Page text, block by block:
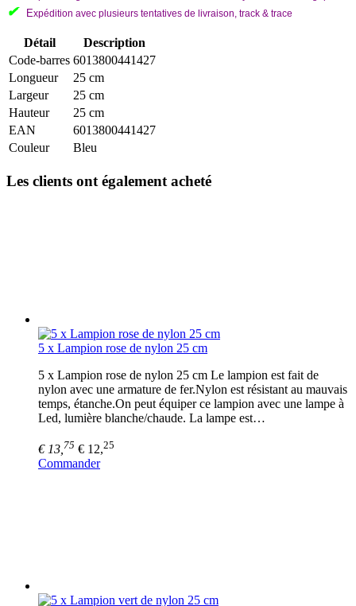
✔ Expédition avec plusieurs tentatives de livraison, track & trace
Détail
Description
Code-barres 6013800441427
Longueur
25 cm
Largeur
25 cm
Hauteur
25 cm
EAN
6013800441427
Couleur
Bleu
Les clients ont également acheté
5 x Lampion rose de nylon 25 cm
5 x Lampion rose de nylon 25 cm Le lampion est fait de
nylon avec une armature de fer.Nylon est résistant au mauvais
temps, étanche.On peut équiper ce lampion avec une lampe à
Led, lumière blanche/chaude. La lampe est…
€ 13, 75 € 12,25
Commander